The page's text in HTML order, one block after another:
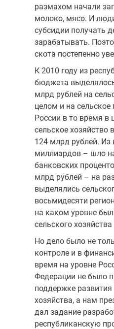
размахом начали
молоко, мясо. И
субсидии получать
зарабатывать.
скота постепенно
К 2010 году из
бюджета
млрд рублей на
целом и на сельское
России в то время в
сельское хозяйство
124 млрд рублей. Из
миллиардов – шло
банковских
млрд рублей – на
выделялись
восьмидесяти
на каком уровне
сельского
Но дело было не
контроле и в
время на уровне
Федерации не было
поддержке развития
хозяйства, а нам
дал задание
республиканскую